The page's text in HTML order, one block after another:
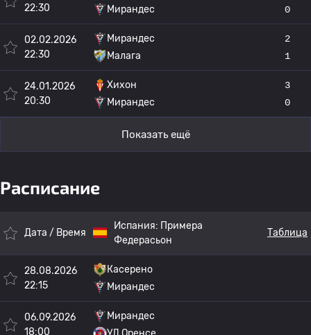
22:30
Мирандес
0
02.02.2026
22:30
Мирандес
Малага
2
1
24.01.2026
20:30
Хихон
Мирандес
3
0
Показать ещё
Расписание
Дата / Время
Испания: Примера
Федерасьон
Таблица
28.08.2026
22:15
Касерено
Мирандес
06.09.2026
18:00
Мирандес